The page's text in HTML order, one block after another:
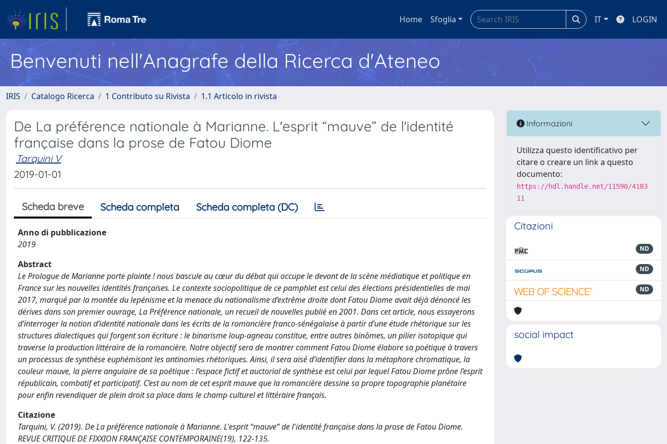
Home Sfoglia IT LOGIN
Benvenuti nell'Anagrafe della Ricerca d'Ateneo
IRIS Catalogo Ricerca 1 Contributo su Rivista 1.1 Articolo in rivista
De La préférence nationale à Marianne. L'esprit “mauve” de l'identité
française dans la prose de Fatou Diome
Tarquini V
2019-01-01
Scheda breve Scheda completa Scheda completa (DC)
Anno di pubblicazione
2019
Abstract
Le Prologue de Marianne porte plainte ! nous bascule au cœur du débat qui occupe le devant de la scène médiatique et politique en
France sur les nouvelles identités françaises. Le contexte sociopolitique de ce pamphlet est celui des élections présidentielles de mai
2017, marqué par la montée du lepénisme et la menace du nationalisme d’extrême droite dont Fatou Diome avait déjà dénoncé les
dérives dans son premier ouvrage, La Préférence nationale, un recueil de nouvelles publié en 2001. Dans cet article, nous essayerons
d’interroger la notion d’identité nationale dans les écrits de la romancière franco-sénégalaise à partir d’une étude rhétorique sur les
structures dialectiques qui forgent son écriture : le binarisme loup-agneau constitue, entre autres binômes, un pilier isotopique qui
traverse la production littéraire de la romancière. Notre objectif sera de montrer comment Fatou Diome élabore sa poétique à travers
un processus de synthèse euphémisant les antinomies rhétoriques. Ainsi, il sera aisé d’identifier dans la métaphore chromatique, la
couleur mauve, la pierre angulaire de sa poétique : l’espace fictif et auctorial de synthèse est celui par lequel Fatou Diome prône l’esprit
républicain, combatif et participatif. C’est au nom de cet esprit mauve que la romancière dessine sa propre topographie planétaire
pour enfin revendiquer de plein droit sa place dans le champ culturel et littéraire français.
Citazione
Tarquini, V. (2019). De La préférence nationale à Marianne. L'esprit “mauve” de l'identité française dans la prose de Fatou Diome.
REVUE CRITIQUE DE FIXXION FRANÇAISE CONTEMPORAINE(19), 122-135.
Informazioni
Utilizza questo identificativo per
citare o creare un link a questo
documento:
https://hdl.handle.net/11590/4183
11
Citazioni
ND
ND
ND
social impact